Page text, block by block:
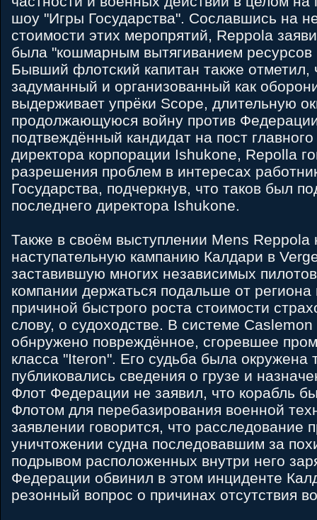
шоу "Игры Государства". Сославшись на
стоимости этих меропрятий, Reppola
была "кошмарным вытягиванием ресурсов
Бывший флотский капитан также отметил,
задуманный и организованный как
выдерживает упрёки Scope, длительную
продолжающуюся войну против
подтвеждённый кандидат на пост
директора корпорации Ishukone, Repolla
разрешения проблем в интересах
Государства, подчеркнув, что таков был
последнего директора Ishukone.
Также в своём выступлении Mens Reppola
наступательную кампанию Калдари в
заставившую многих независимых
компании держаться подальше от
причиной быстрого роста стоимости
слову, о судоходстве. В системе
обнружено повреждённое, сгоревшее
класса "Iteron". Его судьба была окружена
публиковались сведения о грузе и
Флот Федерации не заявил, что корабль
Флотом для перебазирования военной
заявлении говорится, что расследование
уничтожении судна последовавшим за
подрывом расположенных внутри него
Федерации обвинил в этом инциденте
резонный вопрос о причинах отсутствия